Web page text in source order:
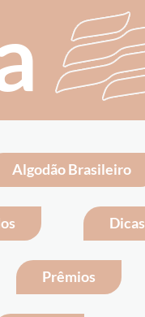
Algodão Brasileiro
Dicas
Prêmios